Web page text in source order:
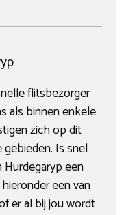
flitsbezorger
als binnen enkele
zich op dit
Is snel
een
een van
er al bij jou wordt